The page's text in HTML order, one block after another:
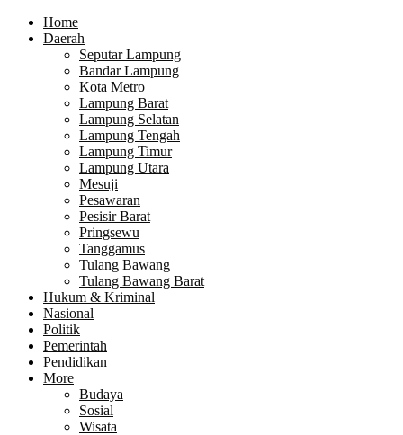
Home
Daerah
Seputar Lampung
Bandar Lampung
Kota Metro
Lampung Barat
Lampung Selatan
Lampung Tengah
Lampung Timur
Lampung Utara
Mesuji
Pesawaran
Pesisir Barat
Pringsewu
Tanggamus
Tulang Bawang
Tulang Bawang Barat
Hukum & Kriminal
Nasional
Politik
Pemerintah
Pendidikan
More
Budaya
Sosial
Wisata